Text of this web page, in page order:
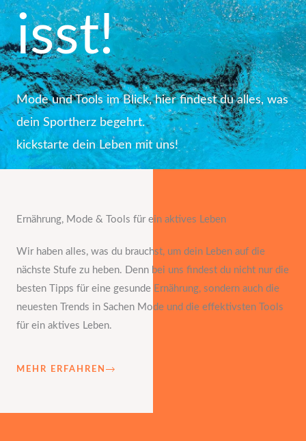
isst!
Mode und Tools im Blick, hier findest du alles, was
dein Sportherz begehrt.
kickstarte dein Leben mit uns!
Ernährung, Mode & Tools für ein aktives Leben
Wir haben alles, was du brauchst, um dein Leben auf die
nächste Stufe zu heben. Denn bei uns findest du nicht nur die
besten Tipps für eine gesunde Ernährung, sondern auch die
neuesten Trends in Sachen Mode und die effektivsten Tools
für ein aktives Leben.
MEHR ERFAHREN